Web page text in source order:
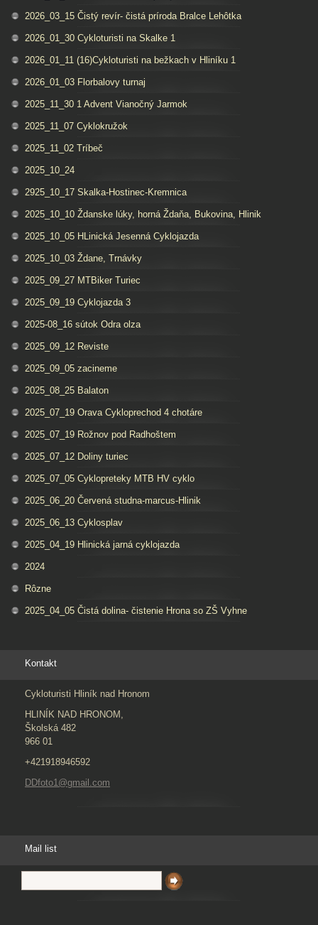
2026_03_15 Čistý revír- čistá príroda Bralce Lehôtka
2026_01_30 Cykloturisti na Skalke 1
2026_01_11 (16)Cykloturisti na bežkach v Hliníku 1
2026_01_03 Florbalovy turnaj
2025_11_30 1 Advent Vianočný Jarmok
2025_11_07 Cyklokružok
2025_11_02 Tríbeč
2025_10_24
2925_10_17 Skalka-Hostinec-Kremnica
2025_10_10 Ždanske lúky, horná Ždaňa, Bukovina, Hlinik
2025_10_05 HLinická Jesenná Cyklojazda
2025_10_03 Ždane, Trnávky
2025_09_27 MTBiker Turiec
2025_09_19 Cyklojazda 3
2025-08_16 sútok Odra olza
2025_09_12 Reviste
2025_09_05 zacineme
2025_08_25 Balaton
2025_07_19 Orava Cykloprechod 4 chotáre
2025_07_19 Rožnov pod Radhoštem
2025_07_12 Doliny turiec
2025_07_05 Cyklopreteky MTB HV cyklo
2025_06_20 Červená studna-marcus-Hlinik
2025_06_13 Cyklosplav
2025_04_19 Hlinická jarná cyklojazda
2024
Rôzne
2025_04_05 Čistá dolina- čistenie Hrona so ZŠ Vyhne
Kontakt
Cykloturisti Hliník nad Hronom
HLINÍK NAD HRONOM,
Školská 482
966 01
+421918946592
DDfoto1@gmail.com
Mail list